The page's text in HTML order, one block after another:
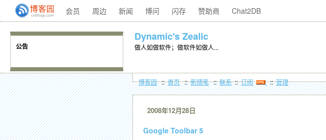
会员 周边 新闻 博问 闪存 赞助商 Chat2DB
Dynamic's Zealic
做人如做软件；做软件如做人...
博客园::首页::新随笔::联系::订阅 ::管理
公告
2008年12月28日
Google Toolbar 5